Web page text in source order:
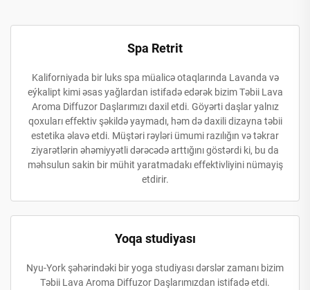
Spa Retrit
Kaliforniyada bir luks spa müalicə otaqlarında Lavanda və
eýkalipt kimi əsas yağlardan istifadə edərək bizim Təbii Lava
Aroma Diffuzor Daşlarımızı daxil etdi. Göyərti daşlar yalnız
qoxuları effektiv şəkildə yaymadı, həm də daxili dizayna təbii
estetika əlavə etdi. Müştəri rəyləri ümumi razılığın və təkrar
ziyarətlərin əhəmiyyətli dərəcədə arttığını göstərdi ki, bu da
məhsulun sakin bir mühit yaratmadakı effektivliyini nümayiş
etdirir.
Yoqa studiyası
Nyu-York şəhərindəki bir yoga studiyası dərslər zamanı bizim
Təbii Lava Aroma Diffuzor Daşlarımızdan istifadə etdi.